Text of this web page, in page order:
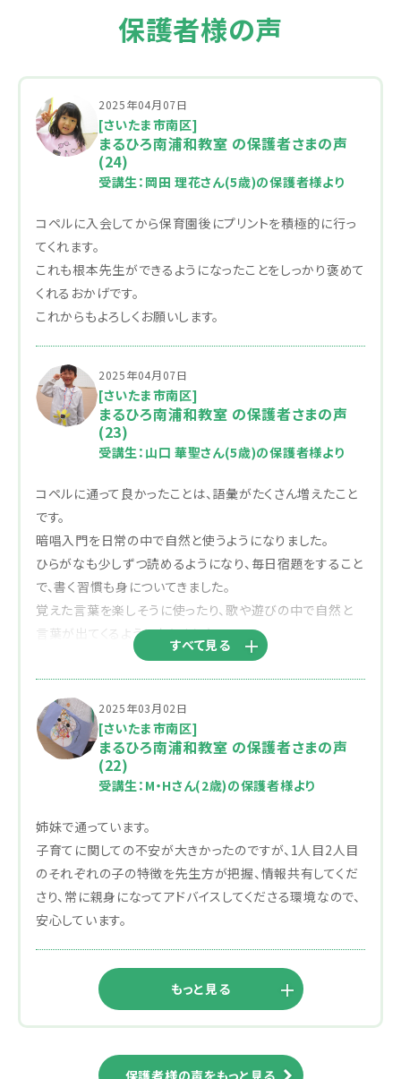
保護者様の声
2025年04月07日
[さいたま市南区]
まるひろ南浦和教室 の保護者さまの声
(24)
受講生：岡田 理花さん(5歳)の保護者様より
コペルに入会してから保育園後にプリントを積極的に行っ
てくれます。
これも根本先生ができるようになったことをしっかり褒めて
くれるおかげです。
これからもよろしくお願いします。
2025年04月07日
[さいたま市南区]
まるひろ南浦和教室 の保護者さまの声
(23)
受講生：山口 華聖さん(5歳)の保護者様より
コペルに通って良かったことは、語彙がたくさん増えたこと
です。
暗唱入門を日常の中で自然と使うようになりました。
ひらがなも少しずつ読めるようになり、毎日宿題をすること
で、書く習慣も身についてきました。
覚えた言葉を楽しそうに使ったり、歌や遊びの中で自然と
言葉が出てくるようになりました。
遊びながら学ぶことで、無理なく覚えられているように感じ
ます。
いつも温かくご指導いただき、ありがとうございます。今後と
もどうぞよろしくお願いいたします。
すべて見る
2025年03月02日
[さいたま市南区]
まるひろ南浦和教室 の保護者さまの声
(22)
受講生：M・Hさん(2歳)の保護者様より
姉妹で通っています。
子育てに関しての不安が大きかったのですが、1人目2人目
のそれぞれの子の特徴を先生方が把握、情報共有してくだ
さり、常に親身になってアドバイスしてくださる環境なので、
安心しています。
もっと見る